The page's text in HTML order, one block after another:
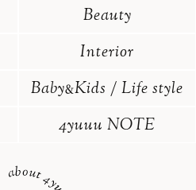
Beauty
Interior
Baby&Kids / Life style
4yuuu NOTE